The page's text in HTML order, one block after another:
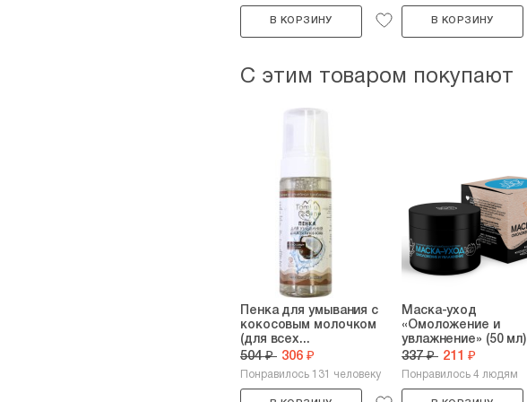
В КОРЗИНУ В КОРЗИНУ
С этим товаром покупают
Пенка для умывания с
кокосовым молочком
(для всех...
504 ₽ 306 ₽
Понравилось 131 человеку
Маска-уход
«Омоложение и
увлажнение» (50 мл)
337 ₽ 211 ₽
Понравилось 4 людям